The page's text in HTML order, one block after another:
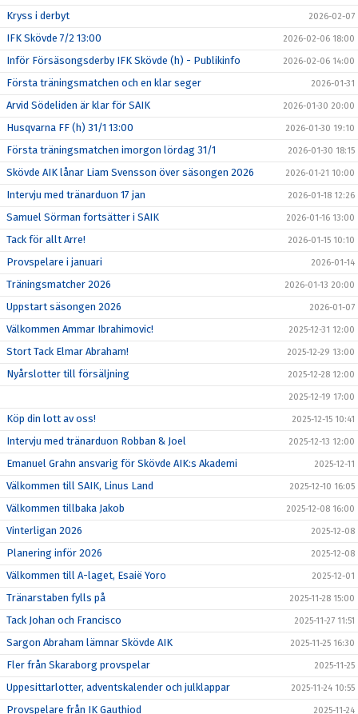
Kryss i derbyt 2026-02-07
IFK Skövde 7/2 13:00 2026-02-06 18:00
Inför Försäsongsderby IFK Skövde (h) - Publikinfo 2026-02-06 14:00
Första träningsmatchen och en klar seger 2026-01-31
Arvid Södeliden är klar för SAIK 2026-01-30 20:00
Husqvarna FF (h) 31/1 13:00 2026-01-30 19:10
Första träningsmatchen imorgon lördag 31/1 2026-01-30 18:15
Skövde AIK lånar Liam Svensson över säsongen 2026 2026-01-21 10:00
Intervju med tränarduon 17 jan 2026-01-18 12:26
Samuel Sörman fortsätter i SAIK 2026-01-16 13:00
Tack för allt Arre! 2026-01-15 10:10
Provspelare i januari 2026-01-14
Träningsmatcher 2026 2026-01-13 20:00
Uppstart säsongen 2026 2026-01-07
Välkommen Ammar Ibrahimovic! 2025-12-31 12:00
Stort Tack Elmar Abraham! 2025-12-29 13:00
Nyårslotter till försäljning 2025-12-28 12:00
2025-12-19 17:00
Köp din lott av oss! 2025-12-15 10:41
Intervju med tränarduon Robban & Joel 2025-12-13 12:00
Emanuel Grahn ansvarig för Skövde AIK:s Akademi 2025-12-11
Välkommen till SAIK, Linus Land 2025-12-10 16:05
Välkommen tillbaka Jakob 2025-12-08 16:00
Vinterligan 2026 2025-12-08
Planering inför 2026 2025-12-08
Välkommen till A-laget, Esaië Yoro 2025-12-01
Tränarstaben fylls på 2025-11-28 15:00
Tack Johan och Francisco 2025-11-27 11:51
Sargon Abraham lämnar Skövde AIK 2025-11-25 16:30
Fler från Skaraborg provspelar 2025-11-25
Uppesittarlotter, adventskalender och julklappar 2025-11-24 10:55
Provspelare från IK Gauthiod 2025-11-24